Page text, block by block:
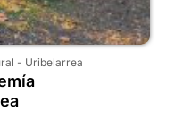
- Uribelarrea